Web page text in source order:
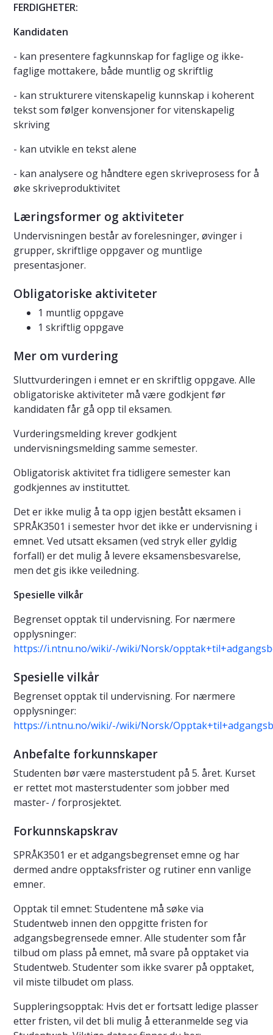
FERDIGHETER:
Kandidaten
- kan presentere fagkunnskap for faglige og ikke-
faglige mottakere, både muntlig og skriftlig
- kan strukturere vitenskapelig kunnskap i koherent
tekst som følger konvensjoner for vitenskapelig
skriving
- kan utvikle en tekst alene
- kan analysere og håndtere egen skriveprosess for å
øke skriveproduktivitet
Læringsformer og aktiviteter
Undervisningen består av forelesninger, øvinger i
grupper, skriftlige oppgaver og muntlige
presentasjoner.
Obligatoriske aktiviteter
1 muntlig oppgave
1 skriftlig oppgave
Mer om vurdering
Sluttvurderingen i emnet er en skriftlig oppgave. Alle
obligatoriske aktiviteter må være godkjent før
kandidaten får gå opp til eksamen.
Vurderingsmelding krever godkjent
undervisningsmelding samme semester.
Obligatorisk aktivitet fra tidligere semester kan
godkjennes av instituttet.
Det er ikke mulig å ta opp igjen bestått eksamen i
SPRÅK3501 i semester hvor det ikke er undervisning i
emnet. Ved utsatt eksamen (ved stryk eller gyldig
forfall) er det mulig å levere eksamensbesvarelse,
men det gis ikke veiledning.
Spesielle vilkår
Begrenset opptak til undervisning. For nærmere
opplysninger:
https://i.ntnu.no/wiki/-/wiki/Norsk/
Spesielle vilkår
Begrenset opptak til undervisning. For nærmere
opplysninger:
https://i.ntnu.no/wiki/-/wiki/Norsk/
Anbefalte forkunnskaper
Studenten bør være masterstudent på 5. året. Kurset
er rettet mot masterstudenter som jobber med
master- / forprosjektet.
Forkunnskapskrav
SPRÅK3501 er et adgangsbegrenset emne og har
dermed andre opptaksfrister og rutiner enn vanlige
emner.
Opptak til emnet: Studentene må søke via
Studentweb innen den oppgitte fristen for
adgangsbegrensede emner. Alle studenter som får
tilbud om plass på emnet, må svare på opptaket via
Studentweb. Studenter som ikke svarer på opptaket,
vil miste tilbudet om plass.
Suppleringsopptak: Hvis det er fortsatt ledige plasser
etter fristen, vil det bli mulig å etteranmelde seg via